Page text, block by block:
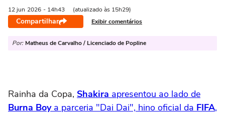
12 jun 2026 - 14h43 (atualizado às 15h29)
Compartilhar Exibir comentários
Por: Matheus de Carvalho / Licenciado de Popline
Rainha da Copa, Shakira apresentou ao lado de
Burna Boya parceria "Dai Dai", hino oficial da FIFA,